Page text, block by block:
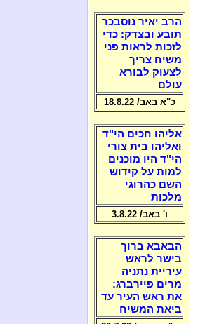
הרב יאיר נוסבכר
תובע ובצדק: כדי
לזכות לראות פני
משיח צריך
לצעוק לבורא
עולם
כ"א באב/ 18.8.22
אליהו חכים הי"ד
ואליהו בית צורי
הי"ד היו מוכנים
למות על קידוש
השם כהרוגי
מלכות
ו' באב/ 3.8.22
הבאבא ברוך
בישר לראש
עיריית נתניה
מרים פיירברג:
את ראש העיר עד
ביאת המשיח